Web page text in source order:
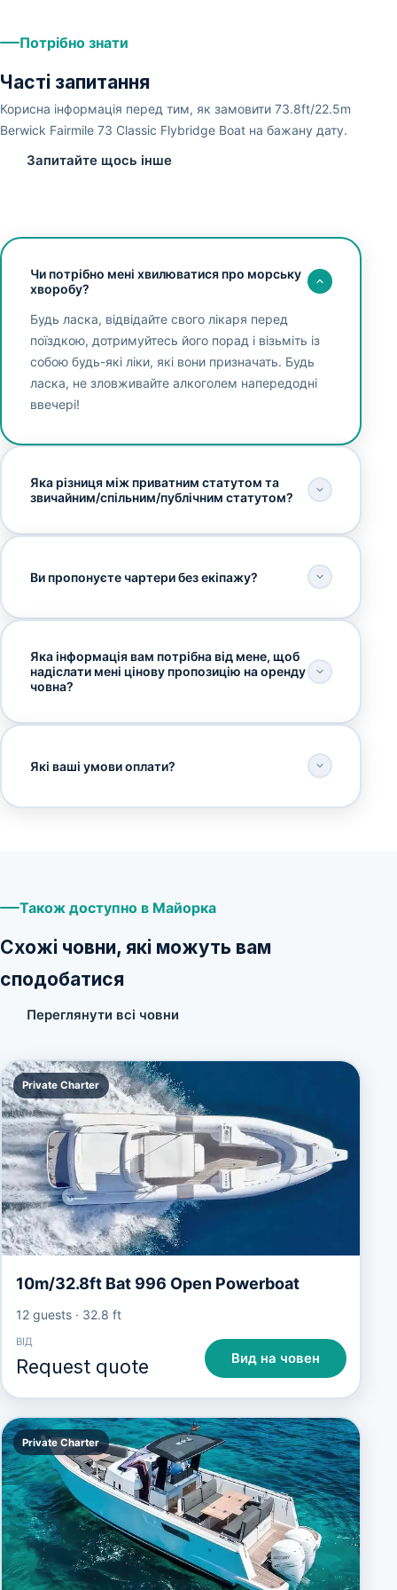
Потрібно знати
Часті запитання
Корисна інформація перед тим, як замовити 73.8ft/22.5m
Berwick Fairmile 73 Classic Flybridge Boat на бажану дату.
Запитайте щось інше
Чи потрібно мені хвилюватися про морську
хворобу?
Будь ласка, відвідайте свого лікаря перед
поїздкою, дотримуйтесь його порад і візьміть із
собою будь-які ліки, які вони призначать. Будь
ласка, не зловживайте алкоголем напередодні
ввечері!
Яка різниця між приватним статутом та
звичайним/спільним/публічним статутом?
Ви пропонуєте чартери без екіпажу?
Яка інформація вам потрібна від мене, щоб
надіслати мені цінову пропозицію на оренду
човна?
Які ваші умови оплати?
Також доступно в Майорка
Схожі човни, які можуть вам
сподобатися
Переглянути всі човни
Private Charter
10m/32.8ft Bat 996 Open Powerboat
12 guests· 32.8 ft
ВІД
Request quote Вид на човен
Private Charter